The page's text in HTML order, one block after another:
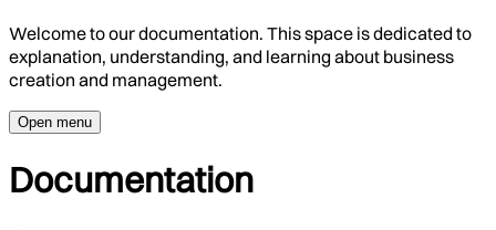
Welcome to our documentation. This space is dedicated to
explanation, understanding, and learning about business
creation and management.
Open menu
Documentation